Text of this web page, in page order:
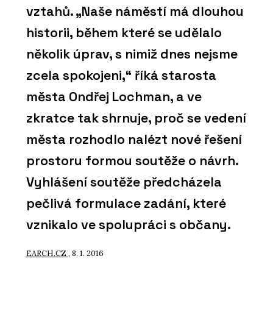
vztahů. „Naše náměstí má dlouhou
historii, během které se udělalo
několik úprav, s nimiž dnes nejsme
zcela spokojeni,“ říká starosta
města Ondřej Lochman, a ve
zkratce tak shrnuje, proč se vedení
města rozhodlo nalézt nové řešení
prostoru formou soutěže o návrh.
Vyhlášení soutěže předcházela
pečlivá formulace zadání, které
vznikalo ve spolupráci s občany.
EARCH.CZ , 8. 1. 2016